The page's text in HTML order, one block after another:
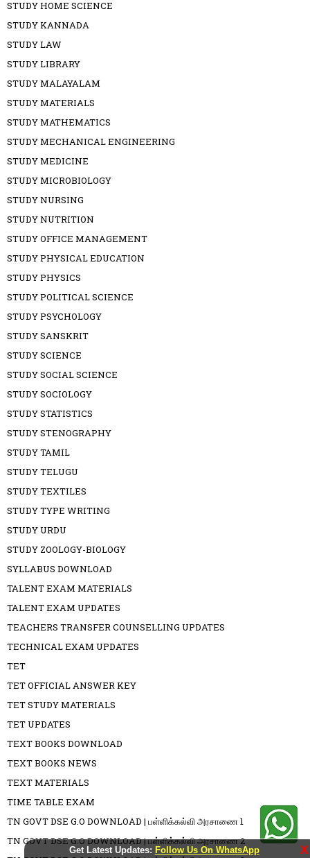
Get Latest Updates: Follow Us On WhatsApp X
STUDY HOME SCIENCE
STUDY KANNADA
STUDY LAW
STUDY LIBRARY
STUDY MALAYALAM
STUDY MATERIALS
STUDY MATHEMATICS
STUDY MECHANICAL ENGINEERING
STUDY MEDICINE
STUDY MICROBIOLOGY
STUDY NURSING
STUDY NUTRITION
STUDY OFFICE MANAGEMENT
STUDY PHYSICAL EDUCATION
STUDY PHYSICS
STUDY POLITICAL SCIENCE
STUDY PSYCHOLOGY
STUDY SANSKRIT
STUDY SCIENCE
STUDY SOCIAL SCIENCE
STUDY SOCIOLOGY
STUDY STATISTICS
STUDY STENOGRAPHY
STUDY TAMIL
STUDY TELUGU
STUDY TEXTILES
STUDY TYPE WRITING
STUDY URDU
STUDY ZOOLOGY-BIOLOGY
SYLLABUS DOWNLOAD
TALENT EXAM MATERIALS
TALENT EXAM UPDATES
TEACHERS TRANSFER COUNSELLING UPDATES
TECHNICAL EXAM UPDATES
TET
TET OFFICIAL ANSWER KEY
TET STUDY MATERIALS
TET UPDATES
TEXT BOOKS DOWNLOAD
TEXT BOOKS NEWS
TEXT MATERIALS
TIME TABLE EXAM
TN GOVT DSE G.O DOWNLOAD | பள்ளிக்கல்வி அரசாணை 1
TN GOVT DSE G.O DOWNLOAD | பள்ளிக்கல்வி அரசாணை 2